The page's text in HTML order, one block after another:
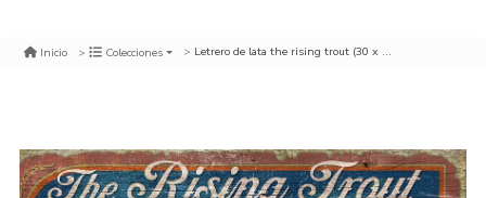
Inicio Colecciones Letrero de lata the rising trout (30 x 20 cm.)